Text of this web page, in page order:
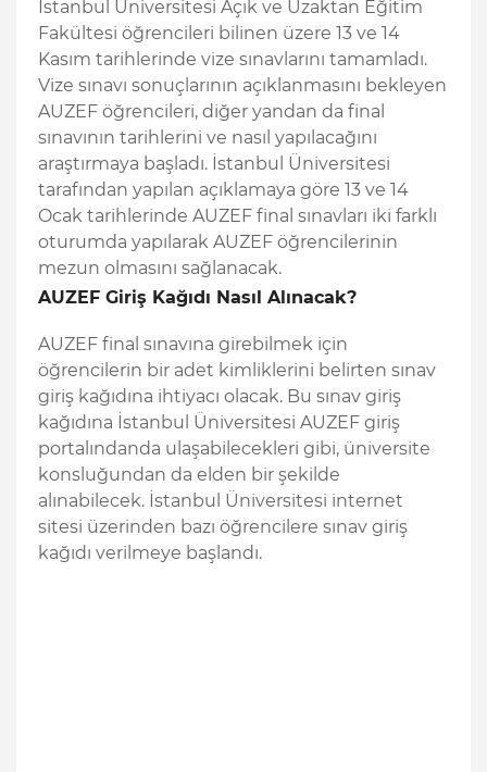
İstanbul Üniversitesi Açık ve Uzaktan Eğitim
Fakültesi öğrencileri bilinen üzere 13 ve 14
Kasım tarihlerinde vize sınavlarını tamamladı.
Vize sınavı sonuçlarının açıklanmasını bekleyen
AUZEF öğrencileri, diğer yandan da final
sınavının tarihlerini ve nasıl yapılacağını
araştırmaya başladı. İstanbul Üniversitesi
tarafından yapılan açıklamaya göre 13 ve 14
Ocak tarihlerinde AUZEF final sınavları iki farklı
oturumda yapılarak AUZEF öğrencilerinin
mezun olmasını sağlanacak.
AUZEF Giriş Kağıdı Nasıl Alınacak?
AUZEF final sınavına girebilmek için
öğrencilerin bir adet kimliklerini belirten sınav
giriş kağıdına ihtiyacı olacak. Bu sınav giriş
kağıdına İstanbul Üniversitesi AUZEF giriş
portalındanda ulaşabilecekleri gibi, üniversite
konsluğundan da elden bir şekilde
alınabilecek. İstanbul Üniversitesi internet
sitesi üzerinden bazı öğrencilere sınav giriş
kağıdı verilmeye başlandı.